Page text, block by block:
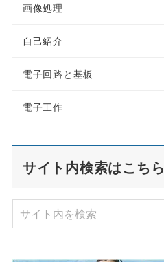
画像処理
自己紹介
電子回路と基板
電子工作
サイト内検索はこちら